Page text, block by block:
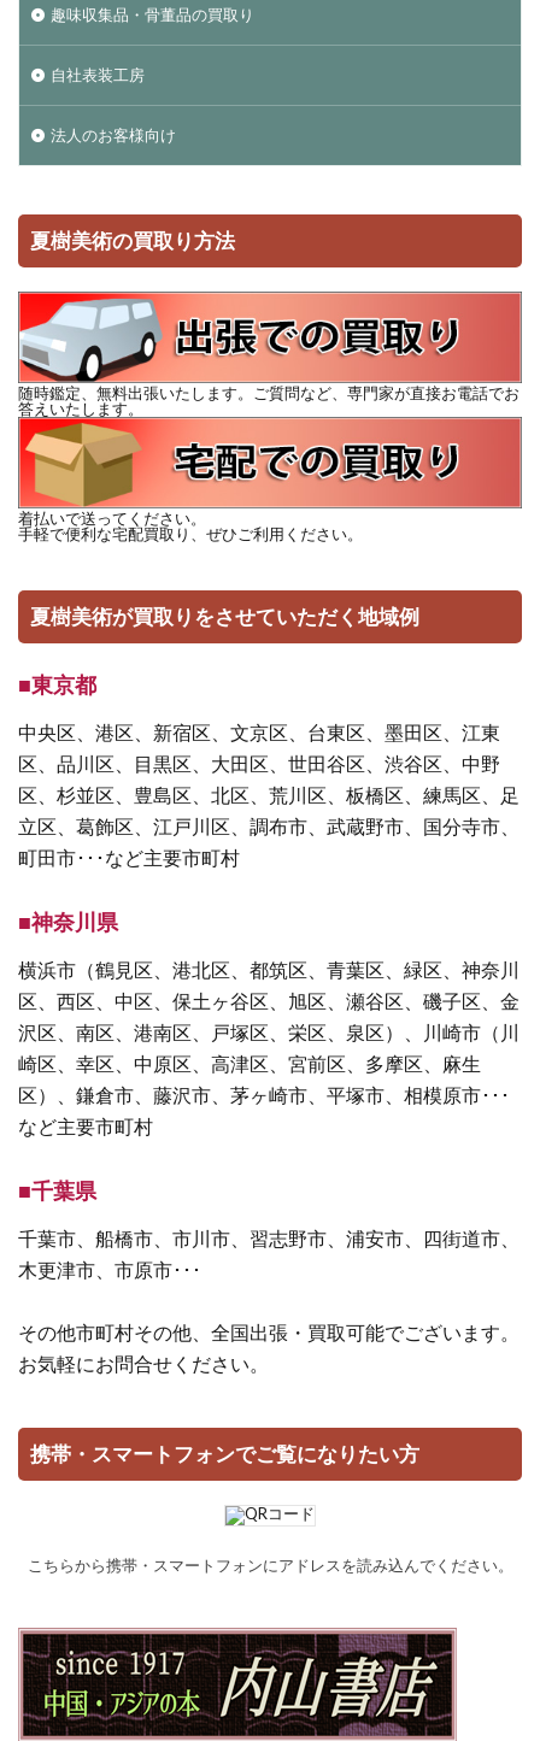
趣味収集品・骨董品の買取り
自社表装工房
法人のお客様向け
夏樹美術の買取り方法
随時鑑定、無料出張いたします。ご質問など、専門家が直接お電話でお
答えいたします。
着払いで送ってください。
手軽で便利な宅配買取り、ぜひご利用ください。
夏樹美術が買取りをさせていただく地域例
■東京都
中央区、港区、新宿区、文京区、台東区、墨田区、江東
区、品川区、目黒区、大田区、世田谷区、渋谷区、中野
区、杉並区、豊島区、北区、荒川区、板橋区、練馬区、足
立区、葛飾区、江戸川区、調布市、武蔵野市、国分寺市、
町田市･･･など主要市町村
■神奈川県
横浜市（鶴見区、港北区、都筑区、青葉区、緑区、神奈川
区、西区、中区、保土ヶ谷区、旭区、瀬谷区、磯子区、金
沢区、南区、港南区、戸塚区、栄区、泉区）、川崎市（川
崎区、幸区、中原区、高津区、宮前区、多摩区、麻生
区）、鎌倉市、藤沢市、茅ヶ崎市、平塚市、相模原市･･･
など主要市町村
■千葉県
千葉市、船橋市、市川市、習志野市、浦安市、四街道市、
木更津市、市原市･･･
その他市町村その他、全国出張・買取可能でございます。
お気軽にお問合せください。
携帯・スマートフォンでご覧になりたい方
こちらから携帯・スマートフォンにアドレスを読み込んでください。